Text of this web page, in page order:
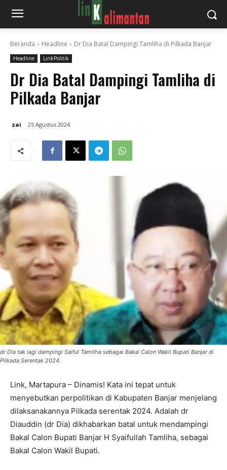
Beranda Headline Dr Dia Batal Dampingi Tamliha di Pilkada Banjar
Headline LinkPolitik
Dr Dia Batal Dampingi Tamliha di
Pilkada Banjar
zai 25 Agustus 2024
dr Dia tak lagi dampingi Saiful Tamliha sebagai Bakal Calon Wakil Bupati Banjar di
Pilkada Serentak 2024.
Link, Martapura – Dinamis! Kata ini tepat untuk
menyebutkan perpolitikan di Kabupaten Banjar menjelang
dilaksanakannya Pilkada serentak 2024. Adalah dr
Diauddin (dr Dia) dikhabarkan batal untuk mendampingi
Bakal Calon Bupati Banjar H Syaifullah Tamliha, sebagai
Bakal Calon Wakil Bupati.